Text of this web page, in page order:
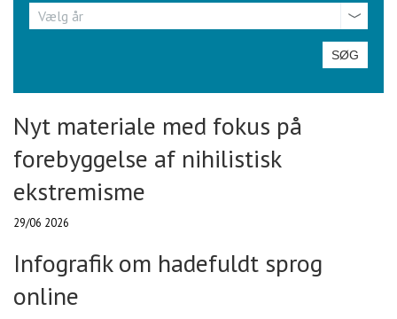
ÅrVælg år
Nyt materiale med fokus på
forebyggelse af nihilistisk
ekstremisme
29/06 2026
Infografik om hadefuldt sprog
online